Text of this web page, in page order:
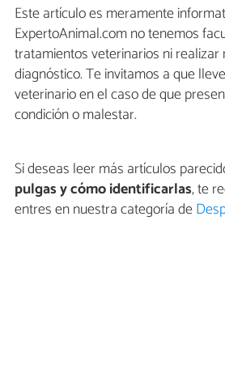
Este artículo es meramente
ExpertoAnimal.com no tenemos
tratamientos veterinarios ni realizar
diagnóstico. Te invitamos a que
veterinario en el caso de que
condición o malestar.
Si deseas leer más artículos
pulgas y cómo identificarlas, te
entres en nuestra categoría de